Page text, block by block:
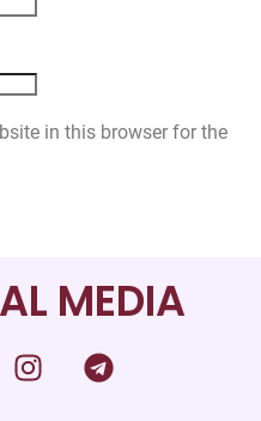
in this browser for the
MEDIA